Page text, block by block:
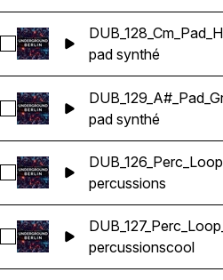
Sélectionnez
pad synthé
Sélectionnez
pad synthé
Sélectionnez
percussions
Sélectionnez
percussionscool